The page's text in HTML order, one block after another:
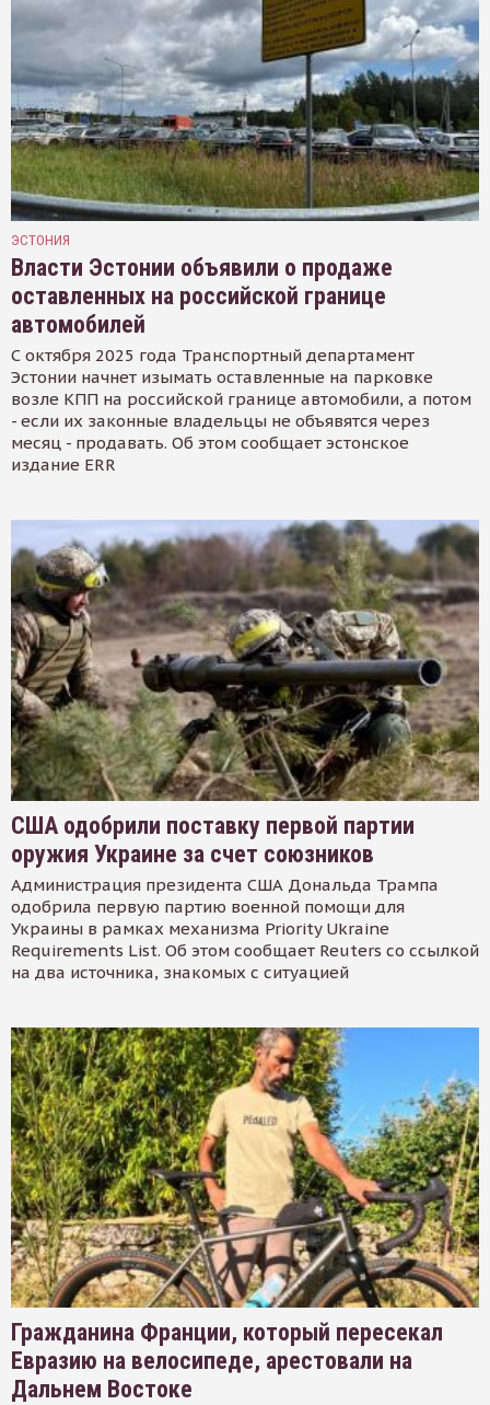
ЭСТОНИЯ
Власти Эстонии объявили о продаже
оставленных на российской границе
автомобилей
С октября 2025 года Транспортный департамент
Эстонии начнет изымать оставленные на парковке
возле КПП на российской границе автомобили, а потом
- если их законные владельцы не объявятся через
месяц - продавать. Об этом сообщает эстонское
издание ERR
США одобрили поставку первой партии
оружия Украине за счет союзников
Администрация президента США Дональда Трампа
одобрила первую партию военной помощи для
Украины в рамках механизма Priority Ukraine
Requirements List. Об этом сообщает Reuters со ссылкой
на два источника, знакомых с ситуацией
Гражданина Франции, который пересекал
Евразию на велосипеде, арестовали на
Дальнем Востоке